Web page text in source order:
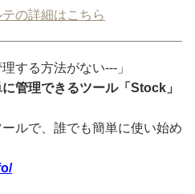
の詳細はこちら
する方法がない---」
管理できるツール「Stock」
ルで、誰でも簡単に使い始め